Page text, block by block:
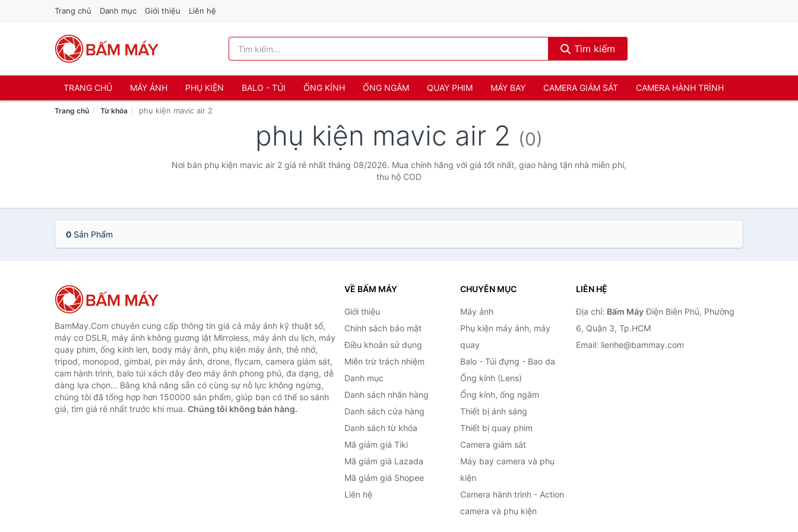
Trang chủ Danh mục Giới thiệu Liên hệ
Tìm kiếm
TRANG CHỦ MÁY ẢNH PHỤ KIỆN BALO - TÚI ỐNG KÍNH ỐNG NGẮM QUAY PHIM MÁY BAY CAMERA GIÁM SÁT CAMERA HÀNH TRÌNH
Trang chủ Từ khóa phụ kiện mavic air 2
phụ kiện mavic air 2 (0)
Nơi bán phụ kiện mavic air 2 giá rẻ nhất tháng 08/2026. Mua chính hãng với giá tốt nhất, giao hàng tận nhà miễn phí,
thu hộ COD
0 Sản Phẩm
BamMay.Com chuyên cung cấp thông tin giá cả máy ảnh kỹ thuật số,
máy cơ DSLR, máy ảnh không gương lật Mirroless, máy ảnh du lịch, máy
quay phim, ống kính len, body máy ảnh, phụ kiện máy ảnh, thẻ nhớ,
tripod, monopod, gimbal, pin máy ảnh, drone, flycam, camera giám sát,
cam hành trình, balo túi xách dây đeo máy ảnh phong phú, đa dạng, dễ
dàng lựa chọn... Bằng khả năng sẵn có cùng sự nỗ lực không ngừng,
chúng tôi đã tổng hợp hơn 150000 sản phẩm, giúp bạn có thể so sánh
giá, tìm giá rẻ nhất trước khi mua. Chúng tôi không bán hàng.
VỀ BẤM MÁY
Giới thiệu
Chính sách bảo mật
Điều khoản sử dụng
Miễn trừ trách nhiệm
Danh mục
Danh sách nhãn hàng
Danh sách cửa hàng
Danh sách từ khóa
Mã giảm giá Tiki
Mã giảm giá Lazada
Mã giảm giá Shopee
Liên hệ
CHUYÊN MỤC
Máy ảnh
Phụ kiện máy ảnh, máy
quay
Balo - Túi đựng - Bao da
Ống kính (Lens)
Ống kính, ống ngắm
Thiết bị ánh sáng
Thiết bị quay phim
Camera giám sát
Máy bay camera và phụ
kiện
Camera hành trình - Action
camera và phụ kiện
LIÊN HỆ
Địa chỉ: Bấm MáyĐiện Biên Phủ, Phường
6, Quận 3, Tp.HCM
Email: lienhe@bammay.com